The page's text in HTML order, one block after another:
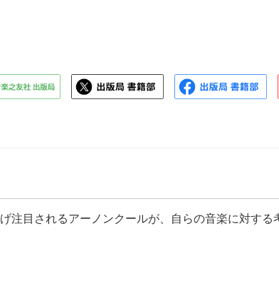
注目されるアーノンクールが、自らの音楽に対する